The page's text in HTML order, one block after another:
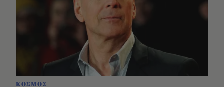
ΚΟΣΜΟΣ